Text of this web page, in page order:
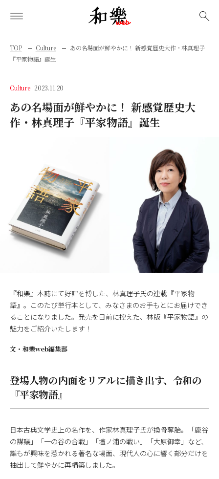
TOP Culture
あの名場面が鮮やかに！ 新感覚歴史大作・林真理子
『平家物語』誕生
Culture 2023.11.20
あの名場面が鮮やかに！ 新感覚歴史大
作・林真理子『平家物語』誕生
『和樂』本誌にて好評を博した、林真理子氏の連載『平家物
語』。このたび単行本として、みなさまのお手もとにお届けでき
ることになりました。発売を目前に控えた、林版『平家物語』の
魅力をご紹介いたします！
文・ 和樂web編集部
登場人物の内面をリアルに描き出す、令和の
『平家物語』
日本古典文学史上の名作を、作家林真理子氏が換骨奪胎。「鹿谷
の謀議」「一の谷の合戦」「壇ノ浦の戦い」「大原御幸」など、
誰もが興味を惹かれる著名な場面、現代人の心に響く部分だけを
抽出して鮮やかに再構築しました。